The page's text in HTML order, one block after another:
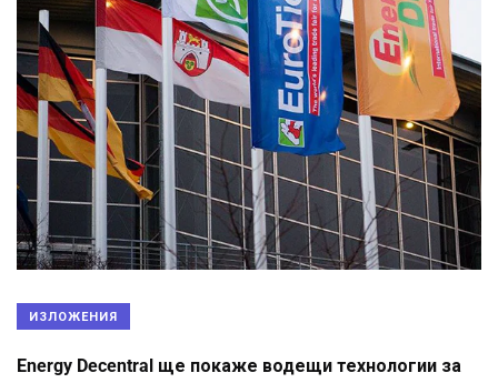
ИЗЛОЖЕНИЯ
Energy Decentral ще покаже водещи технологии за